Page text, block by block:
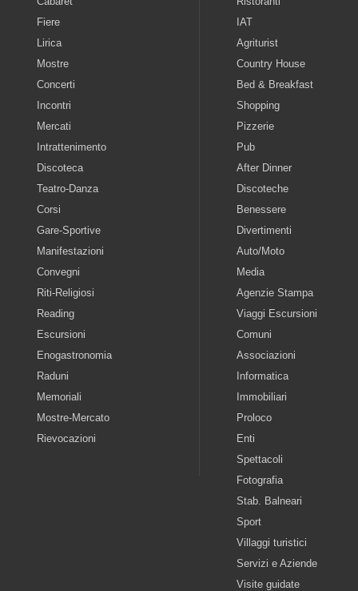
Fiere
Lirica
Mostre
Concerti
Incontri
Mercati
Intrattenimento
Discoteca
Teatro-Danza
Corsi
Gare-Sportive
Manifestazioni
Convegni
Riti-Religiosi
Reading
Escursioni
Enogastronomia
Raduni
Memoriali
Mostre-Mercato
Rievocazioni
IAT
Agriturist
Country House
Bed & Breakfast
Shopping
Pizzerie
Pub
After Dinner
Discoteche
Benessere
Divertimenti
Auto/Moto
Media
Agenzie Stampa
Viaggi Escursioni
Comuni
Associazioni
Informatica
Immobiliari
Proloco
Enti
Spettacoli
Fotografia
Stab. Balneari
Sport
Villaggi turistici
Servizi e Aziende
Visite guidate